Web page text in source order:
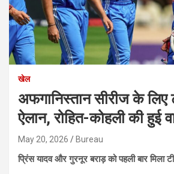
खेल
अफगानिस्तान सीरीज के लिए
ऐलान, रोहित-कोहली की हुई
May 20, 2026 Bureau
प्रिंस यादव और गुरनूर बराड़ को पहली बार मिला